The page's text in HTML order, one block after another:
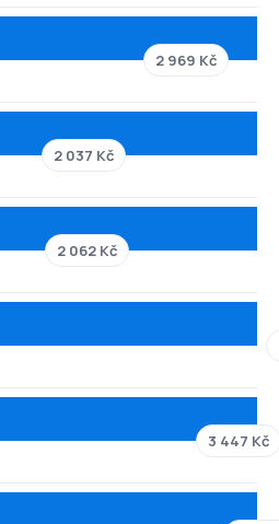
2 969 Kč
2 037 Kč
2 062 Kč
3 447 Kč